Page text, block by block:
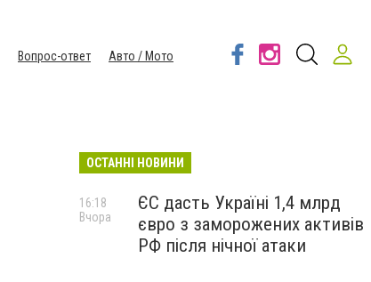
Вопрос-ответ
Авто / Мото
ОСТАННІ НОВИНИ
ЄС дасть Україні 1,4 млрд
євро з заморожених активів
РФ після нічної атаки
16:18
Вчора